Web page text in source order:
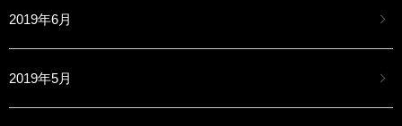
2019年6月
2019年5月